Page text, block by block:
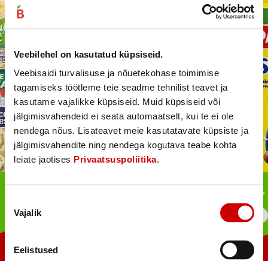
Veebilehel on kasutatud küpsiseid.
Veebisaidi turvalisuse ja nõuetekohase toimimise
tagamiseks töötleme teie seadme tehnilist teavet ja
kasutame vajalikke küpsiseid. Muid küpsiseid või
jälgimisvahendeid ei seata automaatselt, kui te ei ole
nendega nõus. Lisateavet meie kasutatavate küpsiste ja
jälgimisvahendite ning nendega kogutava teabe kohta
leiate jaotises Privaatsuspoliitika.
valik
Vajalik
Eelistused